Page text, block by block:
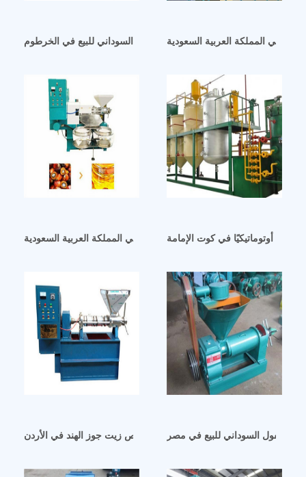
آلة ضغط زيت الفول السوداني للبيع في الخرطومفي المملكة العربية السعودية
آلة عصر الزيت/عصر الزيت الصغيرة في المملكة العربية السعودية
للأكل أوتوماتيكيًا في كوت الإمامة
آلات استخلاص زيت جوز الهند في الأردنالفول السوداني للبيع في مصر